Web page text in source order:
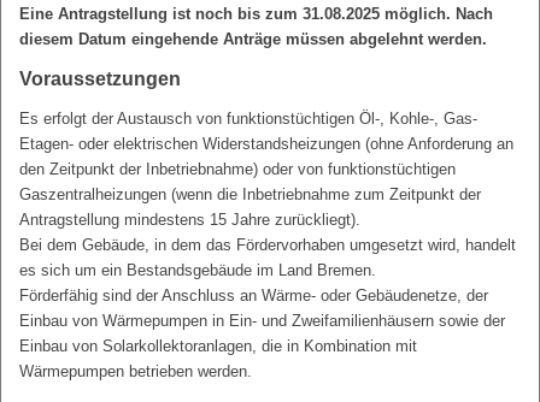
Eine Antragstellung ist noch bis zum 31.08.2025 möglich. Nach
diesem Datum eingehende Anträge müssen abgelehnt werden.
Voraussetzungen
Es erfolgt der Austausch von funktionstüchtigen Öl-, Kohle-, Gas-
Etagen- oder elektrischen Widerstandsheizungen (ohne Anforderung an
den Zeitpunkt der Inbetriebnahme) oder von funktionstüchtigen
Gaszentralheizungen (wenn die Inbetriebnahme zum Zeitpunkt der
Antragstellung mindestens 15 Jahre zurückliegt).
Bei dem Gebäude, in dem das Fördervorhaben umgesetzt wird, handelt
es sich um ein Bestandsgebäude im Land Bremen.
Förderfähig sind der Anschluss an Wärme- oder Gebäudenetze, der
Einbau von Wärmepumpen in Ein- und Zweifamilienhäusern sowie der
Einbau von Solarkollektoranlagen, die in Kombination mit
Wärmepumpen betrieben werden.